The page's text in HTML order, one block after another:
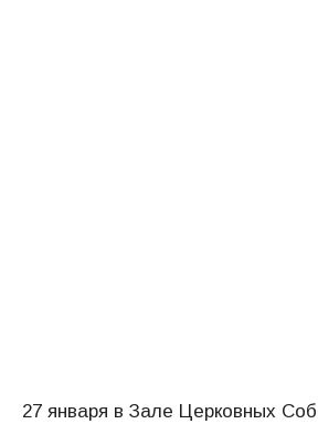
27 января в Зале Церковных